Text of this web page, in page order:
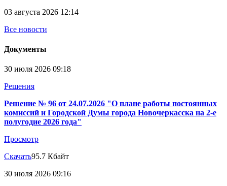
03 августа 2026 12:14
Все новости
Документы
30 июля 2026 09:18
Решения
Решение № 96 от 24.07.2026 "О плане работы постоянных
комиссий и Городской Думы города Новочеркасска на 2-е
полугодие 2026 года"
Просмотр
Скачать95.7 Кбайт
30 июля 2026 09:16